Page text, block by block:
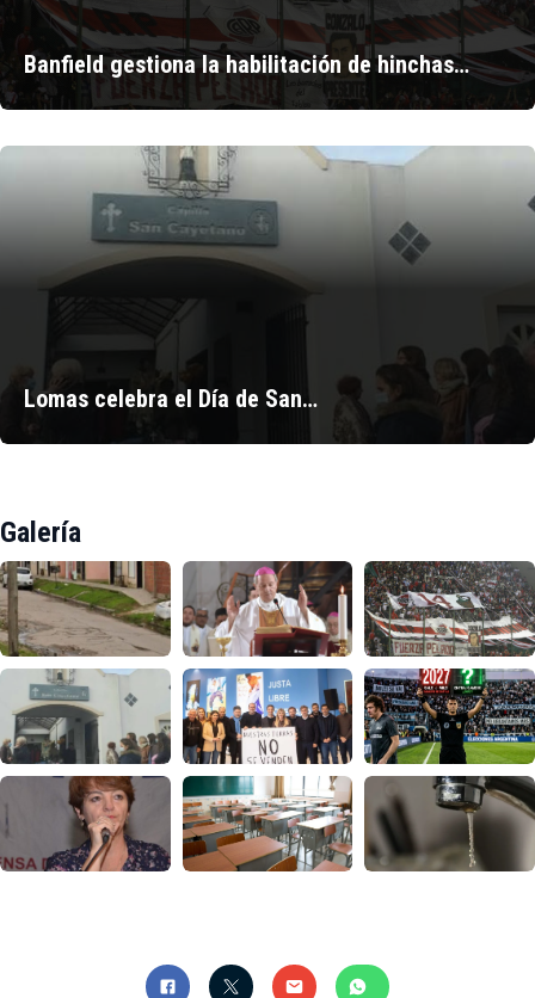
Banfield gestiona la habilitación de hinchas…
Lomas celebra el Día de San…
Galería